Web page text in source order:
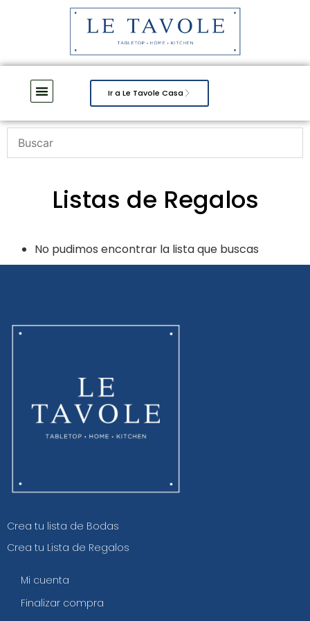
Ir a Le Tavole Casa
Listas de Regalos
No pudimos encontrar la lista que buscas
Crea tu lista de Bodas
Crea tu Lista de Regalos
Mi cuenta
Finalizar compra